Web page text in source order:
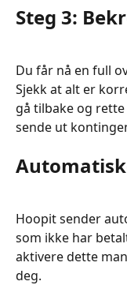
Steg 3:
Du får nå en full
Sjekk at alt er
gå tilbake og
sende ut
Hoopit sender
som ikke har
aktivere dette
deg.